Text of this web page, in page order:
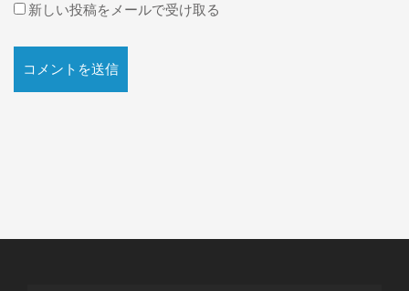
新しい投稿をメールで受け取る